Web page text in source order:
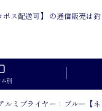
ス配送可】 の通信販売は
別
ルミプライヤー：ブルー【ネ